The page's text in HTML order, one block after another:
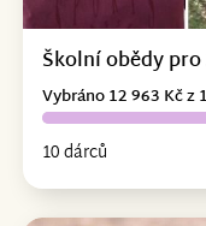
Školní obědy
10 dárců
Vybráno 12 963 Kč z